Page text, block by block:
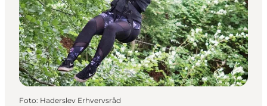
Foto: Haderslev Erhvervsråd